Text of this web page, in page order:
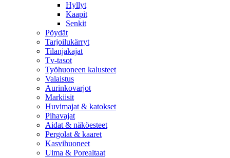
Hyllyt
Kaapit
Senkit
Pöydät
Tarjoilukärryt
Tilanjakajat
Tv-tasot
Työhuoneen kalusteet
Valaistus
Aurinkovarjot
Markiisit
Huvimajat & katokset
Pihavajat
Aidat & näköesteet
Pergolat & kaaret
Kasvihuoneet
Uima & Porealtaat